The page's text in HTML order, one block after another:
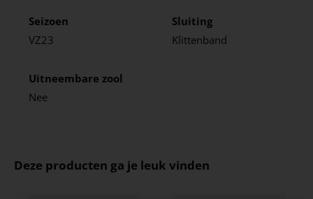
Seizoen
VZ23
Sluiting
Klittenband
Uitneembare zool
Nee
Deze producten ga je leuk vinden